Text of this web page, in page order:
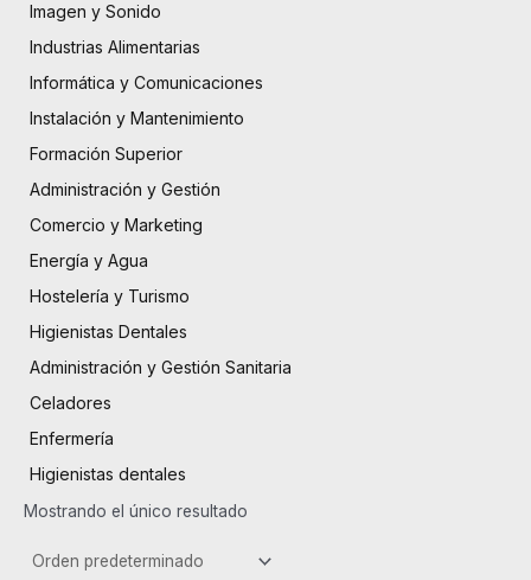
Imagen y Sonido
Industrias Alimentarias
Informática y Comunicaciones
Instalación y Mantenimiento
Formación Superior
Administración y Gestión
Comercio y Marketing
Energía y Agua
Hostelería y Turismo
Higienistas Dentales
Administración y Gestión Sanitaria
Celadores
Enfermería
Higienistas dentales
Mostrando el único resultado